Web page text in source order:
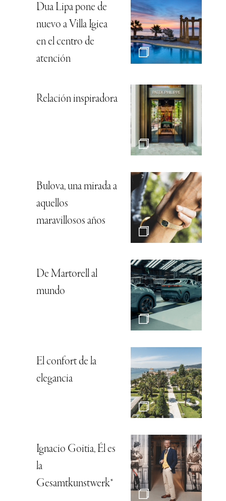
Dua Lipa pone de
nuevo a Villa Igiea
en el centro de
atención
Relación inspiradora
Bulova, una mirada a
aquellos
maravillosos años
De Martorell al
mundo
El confort de la
elegancia
Ignacio Goitia, Él es
la
Gesamtkunstwerk*